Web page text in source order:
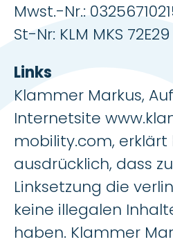
Mwst.-Nr.:
St-Nr: KLM MKS 72E29
Links
Klammer Markus,
Internetsite
mobility.com,
ausdrücklich, dass
Linksetzung die
keine illegalen
haben. Klammer